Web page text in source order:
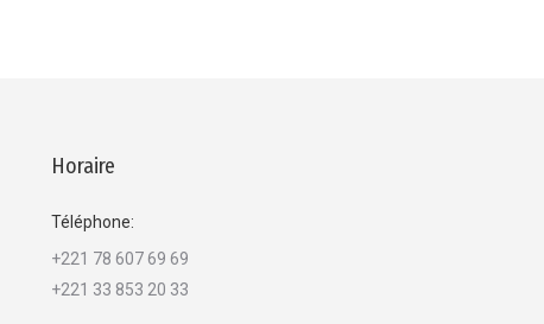
Horaire
Téléphone:
+221 78 607 69 69
+221 33 853 20 33